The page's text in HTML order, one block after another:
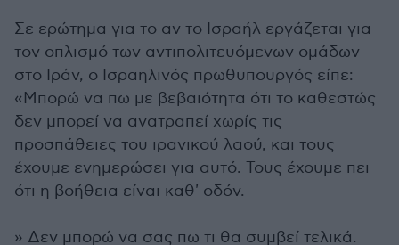
Σε ερώτημα για το αν το Ισραήλ εργάζεται για
τον οπλισμό των αντιπολιτευόμενων ομάδων
στο Ιράν, ο Ισραηλινός πρωθυπουργός είπε:
«Μπορώ να πω με βεβαιότητα ότι το καθεστώς
δεν μπορεί να ανατραπεί χωρίς τις
προσπάθειες του ιρανικού λαού, και τους
έχουμε ενημερώσει για αυτό. Τους έχουμε πει
ότι η βοήθεια είναι καθ' οδόν.
» Δεν μπορώ να σας πω τι θα συμβεί τελικά.